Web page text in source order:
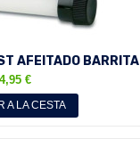
AFEITADO BARRITA
4,95 €
A LA CESTA